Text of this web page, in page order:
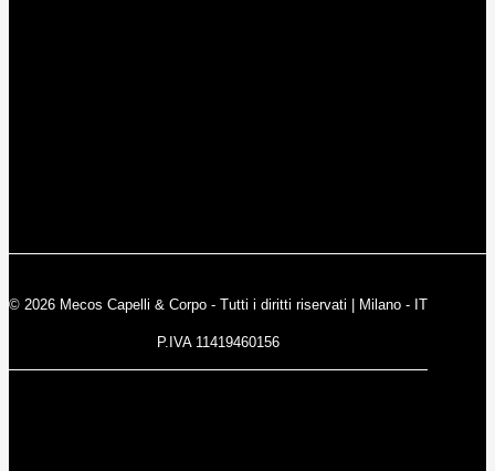
© 2026 Mecos Capelli & Corpo - Tutti i diritti riservati | Milano - IT
P.IVA 11419460156